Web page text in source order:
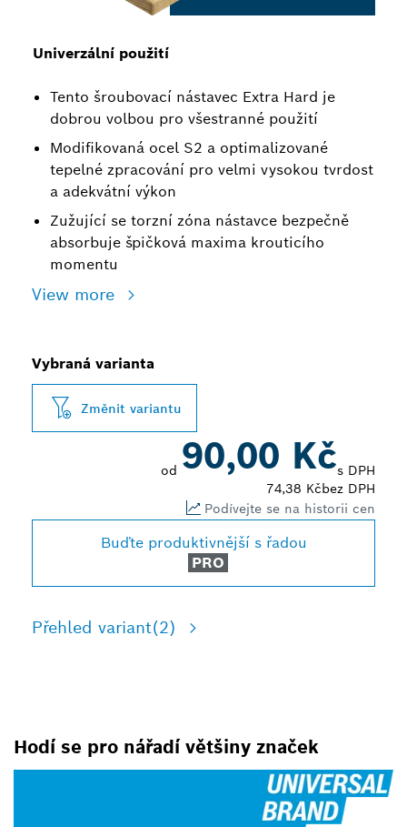
Univerzální použití
Tento šroubovací nástavec Extra Hard je
dobrou volbou pro všestranné použití
Modifikovaná ocel S2 a optimalizované
tepelné zpracování pro velmi vysokou tvrdost
a adekvátní výkon
Zužující se torzní zóna nástavce bezpečně
absorbuje špičková maxima krouticího
momentu
View more
Vybraná varianta
Změnit variantu
od 90,00 Kčs DPH
74,38 Kčbez DPH
Podívejte se na historii cen
Buďte produktivnější s řadou
PRO
Přehled variant(2)
Hodí se pro nářadí většiny značek